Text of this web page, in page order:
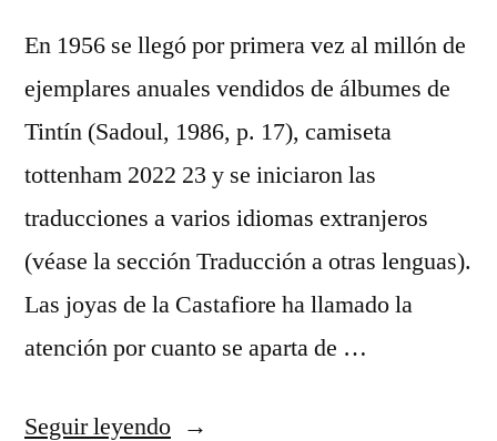
En 1956 se llegó por primera vez al millón de
ejemplares anuales vendidos de álbumes de
Tintín (Sadoul, 1986, p. 17), camiseta
tottenham 2022 23 y se iniciaron las
traducciones a varios idiomas extranjeros
(véase la sección Traducción a otras lenguas).
Las joyas de la Castafiore ha llamado la
atención por cuanto se aparta de …
Seguir leyendo«camiseta